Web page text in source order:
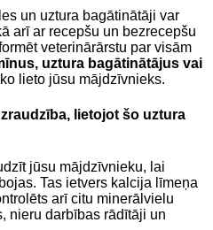
un uztura bagātinātāji var
arī ar recepšu un bezrecepšu
veterinārārstu par visām
uztura bagātinātājus vai
lieto jūsu mājdzīvnieks.
lietojot šo uztura
jūsu mājdzīvnieku, lai
Tas ietvers kalcija līmeņa
arī citu minerālvielu
nieru darbības rādītāji un